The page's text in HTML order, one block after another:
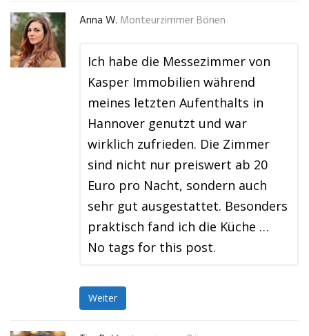
Anna W. Monteurzimmer Bönen
Ich habe die Messezimmer von
Kasper Immobilien während
meines letzten Aufenthalts in
Hannover genutzt und war
wirklich zufrieden. Die Zimmer
sind nicht nur preiswert ab 20
Euro pro Nacht, sondern auch
sehr gut ausgestattet. Besonders
praktisch fand ich die Küche …
No tags for this post.
Weiter